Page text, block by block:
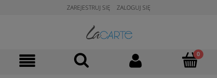
ZAREJESTRUJ SIĘ ZALOGUJ SIĘ